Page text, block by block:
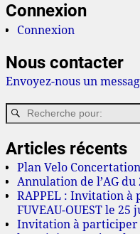
Connexion
Connexion
Nous contacter
Envoyez-nous un
Articles récents
Plan Velo Concertation
Annulation de l’AG du
RAPPEL : Invitation à
FUVEAU-OUEST le 25
Invitation à participer